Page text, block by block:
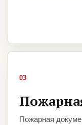
03
Пожарная